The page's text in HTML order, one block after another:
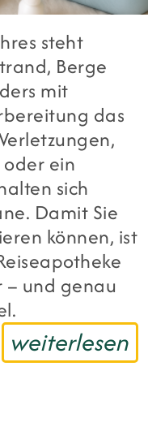
steht
Berge
mit
das
ein
sich
Damit Sie
können, ist
und genau
weiterlesen